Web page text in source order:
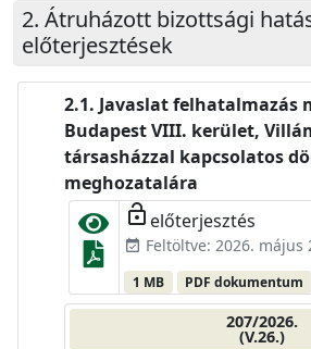
Átruházott bizottsági
előterjesztések
Javaslat felhatalmazás
Budapest VIII. kerület,
társasházzal kapcsolatos
meghozatalára
lock_open előterjesztés
event_available Feltöltve: 2026. május
1 MB PDF dokumentum
207/2026.
(V.26.)